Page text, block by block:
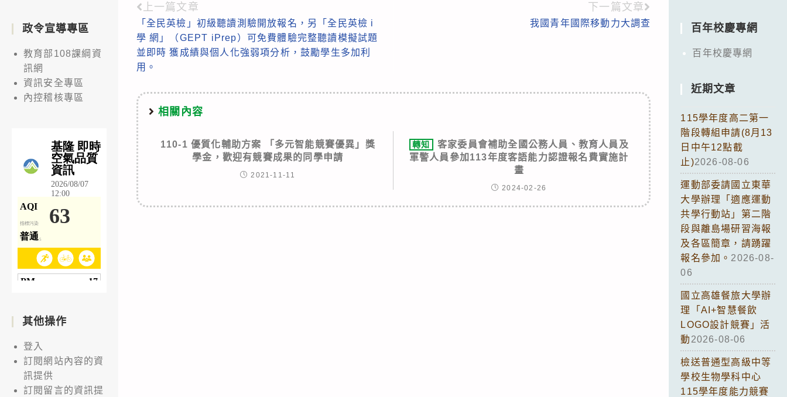
Read
more
articles
上一篇文章
「全民英檢」初級聽讀測驗開放報名，另「全民英檢 i
學 網」（GEPT iPrep）可免費體驗完整聽讀模擬試題
並即時 獲成績與個人化強弱項分析，鼓勵學生多加利
用。
下一篇文章
我國青年國際移動力大調查
相關內容
110-1 優質化輔助方案 「多元智能競賽優異」獎
學金，歡迎有競賽成果的同學申請
2021-11-11
轉知
客家委員會補助全國公務人員、教育人員及
軍警人員參加113年度客語能力認證報名費實施計
畫
2024-02-26
政令宣導專區
教育部108課綱資
訊網
資訊安全專區
內控稽核專區
其他操作
登入
訂閱網站內容的資
訊提供
訂閱留言的資訊提
百年校慶專網
百年校慶專網
近期文章
115學年度高二第一
階段轉組申請(8月13
日中午12點截
止)2026-08-06
運動部委請國立東華
大學辦理「適應運動
共學行動站」第二階
段與離島場研習海報
及各區簡章，請踴躍
報名參加。 2026-08-
06
國立高雄餐旅大學辦
理「AI+智慧餐飲
LOGO設計競賽」活
動 2026-08-06
檢送普通型高級中等
學校生物學科中心
115學年度能力競賽